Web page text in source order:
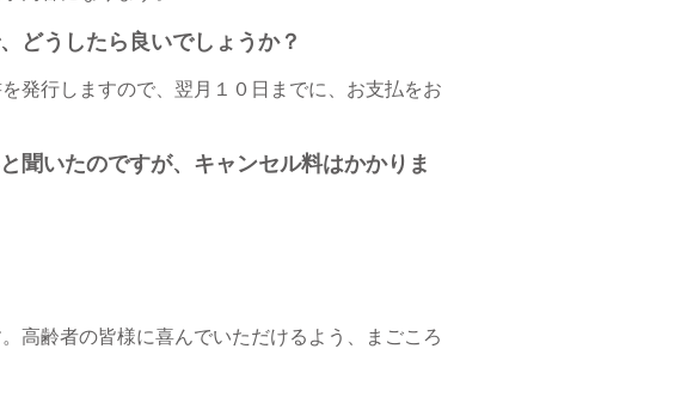
どうしたら良いでしょうか？
発行しますので、翌月１０日 までに、お支払をお
聞いたのですが、キャンセル料はかかりま
高齢者の皆様に喜んでいただけるよう、
まごころ